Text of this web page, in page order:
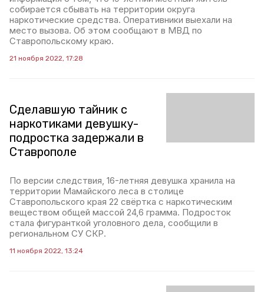
собирается сбывать на территории округа
наркотические средства. Оперативники выехали на
место вызова. Об этом сообщают в МВД по
Ставропольскому краю.
21 ноября 2022, 17:28
Сделавшую тайник с
наркотиками девушку-
подростка задержали в
Ставрополе
По версии следствия, 16-летняя девушка хранила на
территории Мамайского леса в столице
Ставропольского края 22 свёртка с наркотическим
веществом общей массой 24,6 грамма. Подросток
стала фигуранткой уголовного дела, сообщили в
региональном СУ СКР.
11 ноября 2022, 13:24